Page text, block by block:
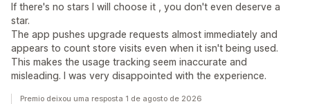
If there's no stars I will choose it , you don't even deserve a
star.
The app pushes upgrade requests almost immediately and
appears to count store visits even when it isn't being used.
This makes the usage tracking seem inaccurate and
misleading. I was very disappointed with the experience.
Premio deixou uma resposta 1 de agosto de 2026